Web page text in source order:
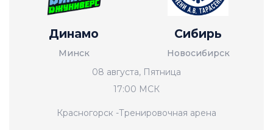
Динамо
Минск
08 августа, Пятница
17:00 МСК
Красногорск -Тренировочная арена
Сибирь
Новосибирск